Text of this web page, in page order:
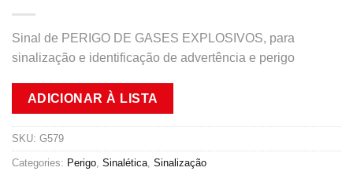
Sinal de PERIGO DE GASES EXPLOSIVOS, para
sinalização e identificação de advertência e perigo
ADICIONAR À LISTA
SKU: G579
Categories: Perigo Sinalética Sinalização